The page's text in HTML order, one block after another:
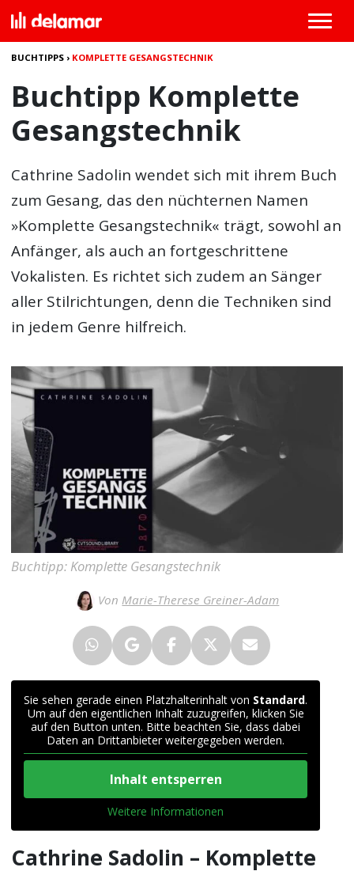
BUCHTIPPS › KOMPLETTE GESANGSTECHNIK
Buchtipp Komplette
Gesangstechnik
Cathrine Sadolin wendet sich mit ihrem Buch
zum Gesang, das den nüchternen Namen
»Komplette Gesangstechnik« trägt, sowohl an
Anfänger, als auch an fortgeschrittene
Vokalisten. Es richtet sich zudem an Sänger
aller Stilrichtungen, denn die Techniken sind
in jedem Genre hilfreich.
Buchtipp: Komplette Gesangstechnik
Von Marie-Therese Greiner-Adam
Sie sehen gerade einen Platzhalterinhalt von Standard.
Um auf den eigentlichen Inhalt zuzugreifen, klicken Sie
auf den Button unten. Bitte beachten Sie, dass dabei
Daten an Drittanbieter weitergegeben werden.
Inhalt entsperren
Weitere Informationen
Cathrine Sadolin – Komplette